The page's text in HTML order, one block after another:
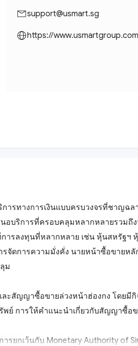
support@usmart.sg
https://
ารทางการเงินแบบครบวงจรที่ชาญฉ
นอบริการที่ครอบคลุมหลากหลายรวมถึ
ารลงทุนที่หลากหลาย เช่น หุ้นสหรัฐฯ
จัดการความมั่งคั่ง นายหน้าซื้อขายห
ม
ะสัญญาซื้อขายล่วงหน้าฮ่องกง โดยมี
ย์ การให้คำแนะนำเกี่ยวกับสัญญาซื้อ
ารยกเว้นกับ Monetary Authority of